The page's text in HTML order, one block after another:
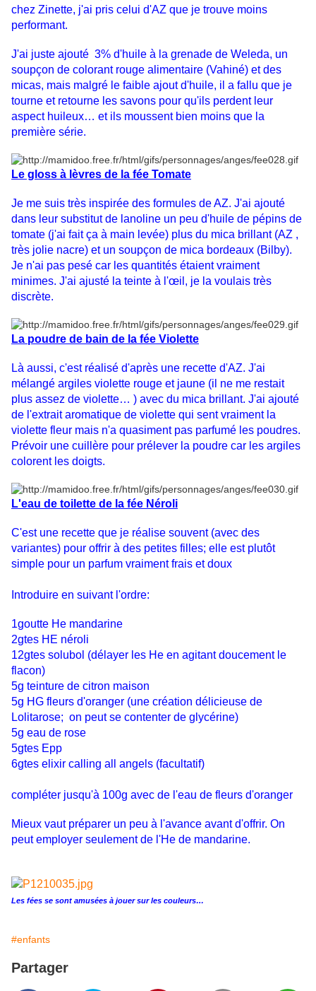
chez Zinette, j'ai pris celui d'AZ que je trouve moins
performant.
J'ai juste ajouté 3% d'huile à la grenade de Weleda, un
soupçon de colorant rouge alimentaire (Vahiné) et des
micas, mais malgré le faible ajout d'huile, il a fallu que je
tourne et retourne les savons pour qu'ils perdent leur
aspect huileux… et ils moussent bien moins que la
première série.
Le gloss à lèvres de la fée Tomate
Je me suis très inspirée des formules de AZ. J'ai ajouté
dans leur substitut de lanoline un peu d'huile de pépins de
tomate (j'ai fait ça à main levée) plus du mica brillant (AZ ,
très jolie nacre) et un soupçon de mica bordeaux (Bilby).
Je n'ai pas pesé car les quantités étaient vraiment
minimes. J'ai ajusté la teinte à l'œil, je la voulais très
discrète.
La poudre de bain de la fée Violette
Là aussi, c'est réalisé d'après une recette d'AZ. J'ai
mélangé argiles violette rouge et jaune (il ne me restait
plus assez de violette… ) avec du mica brillant. J'ai ajouté
de l'extrait aromatique de violette qui sent vraiment la
violette fleur mais n'a quasiment pas parfumé les poudres.
Prévoir une cuillère pour prélever la poudre car les argiles
colorent les doigts.
L'eau de toilette de la fée Néroli
C'est une recette que je réalise souvent (avec des
variantes) pour offrir à des petites filles; elle est plutôt
simple pour un parfum vraiment frais et doux
Introduire en suivant l'ordre:
1goutte He mandarine
2gtes HE néroli
12gtes solubol (délayer les He en agitant doucement le
flacon)
5g teinture de citron maison
5g HG fleurs d'oranger (une création délicieuse de
Lolitarose; on peut se contenter de glycérine)
5g eau de rose
5gtes Epp
6gtes elixir calling all angels (facultatif)
compléter jusqu'à 100g avec de l'eau de fleurs d'oranger
Mieux vaut préparer un peu à l'avance avant d'offrir. On
peut employer seulement de l'He de mandarine.
Les fées se sont amusées à jouer sur les couleurs…
#enfants
Partager